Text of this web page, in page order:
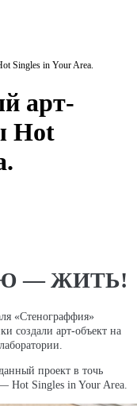
Singles in Your Area.
арт-
Hot
— ЖИТЬ!
«Стенограффия»
создали арт-объект на
проект в точь
Hot Singles in Your Area.